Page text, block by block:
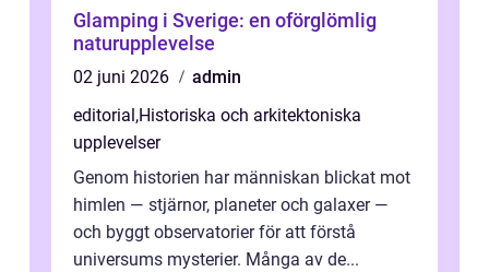
Glamping i Sverige: en oförglömlig
naturupplevelse
02 juni 2026
admin
editorial ,Historiska och arkitektoniska
upplevelser
Genom historien har människan blickat mot
himlen — stjärnor, planeter och galaxer —
och byggt observatorier för att förstå
universums mysterier. Många av de...